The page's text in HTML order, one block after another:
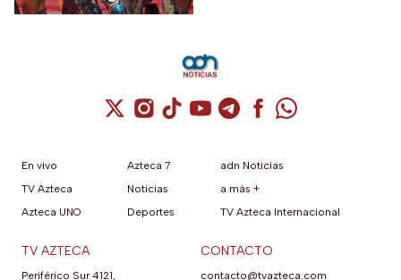
Cuenta de X / Twitter (se abre en una
Cuenta de Instagram (se abre en una
Cuenta de TikTok (se abre en
Cuenta de YouTube (se abre
Cuenta de Telegram (se
Cuenta de
Cuenta de
En vivo
TV Azteca
Azteca UNO
Azteca 7
Noticias
Deportes
adn Noticias
a más +
TV Azteca Internacional
TV AZTECA
Periférico Sur 4121,
CONTACTO
contacto@tvazteca.com